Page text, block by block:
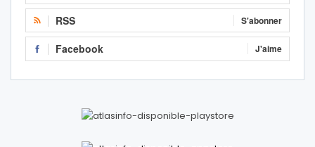
RSS S'abonner
Facebook J'aime